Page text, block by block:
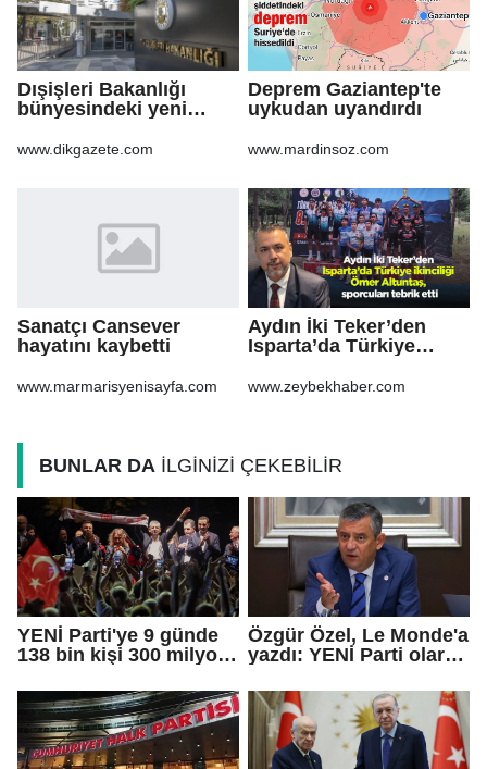
Dışişleri Bakanlığı
bünyesindeki yeni
Gazete'de
www.dikgazete.com
Deprem Gaziantep'te
uykudan uyandırdı
www.mardinsoz.com
Sanatçı Cansever
hayatını kaybetti
www.marmarisyenisayfa.com
Aydın İki Teker’den
Isparta’da Türkiye
Altuntaş, sporcuları
www.zeybekhaber.com
BUNLAR DA İLGİNİZİ ÇEKEBİLİR
YENİ Parti'ye 9 günde
138 bin kişi 300 milyon
Özgür Özel, Le Monde'a
yazdı: YENİ Parti olarak
öneriyoruz